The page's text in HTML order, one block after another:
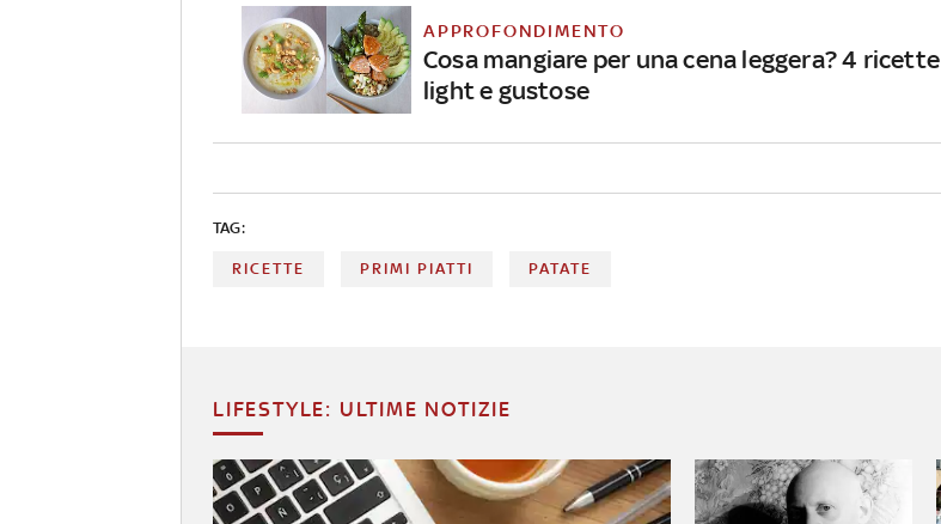
APPROFONDIMENTO
Cosa mangiare per una cena leggera? 4 ricette
light e gustose
TAG:
RICETTE PRIMI PIATTI PATATE
LIFESTYLE: ULTIME NOTIZIE